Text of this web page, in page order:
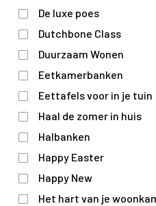
De luxe poes
Dutchbone Class
Duurzaam Wonen
Eetkamerbanken
Eettafels voor in je tuin
Haal de zomer in huis
Halbanken
Happy Easter
Happy New
Het hart van je